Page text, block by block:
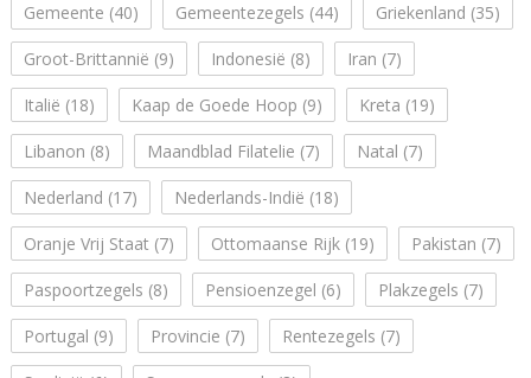
Gemeente (40) Gemeentezegels (44) Griekenland (35)
Groot-Brittannië (9) Indonesië (8) Iran (7)
Italië (18) Kaap de Goede Hoop (9) Kreta (19)
Libanon (8) Maandblad Filatelie (7) Natal (7)
Nederland (17) Nederlands-Indië (18)
Oranje Vrij Staat (7) Ottomaanse Rijk(19) Pakistan (7)
Paspoortzegels (8) Pensioenzegel (6) Plakzegels (7)
Portugal (9) Provincie (7) Rentezegels (7)